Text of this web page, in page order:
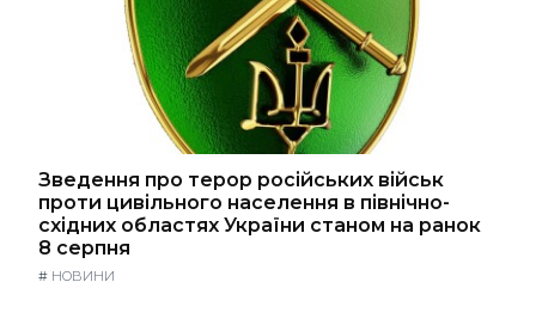
Зведення про терор російських військ
проти цивільного населення в північно-
східних областях України станом на ранок
8 серпня
# НОВИНИ